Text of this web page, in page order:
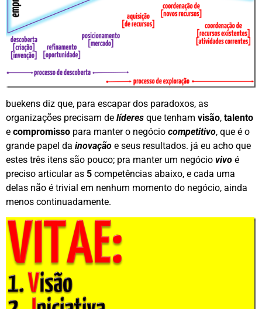
buekens diz que, para escapar dos paradoxos, as
organizações precisam de líderes que tenham visão, talento
e compromisso para manter o negócio competitivo, que é o
grande papel da inovação e seus resultados. já eu acho que
estes três itens são pouco; pra manter um negócio vivo é
preciso articular as 5 competências abaixo, e cada uma
delas não é trivial em nenhum momento do negócio, ainda
menos continuadamente.